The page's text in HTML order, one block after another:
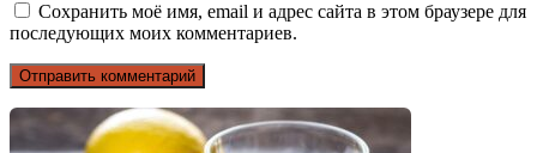
Сохранить моё имя, email и адрес сайта в этом браузере для
последующих моих комментариев.